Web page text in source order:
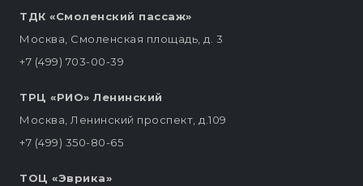
ТДК «Смоленский пассаж»
Москва, Смоленская площадь, д. 3
+7 (499) 703-00-39
ТРЦ «РИО» Ленинский
Москва, Ленинский проспект, д.109
+7 (499) 350-80-65
ТОЦ «Эврика»